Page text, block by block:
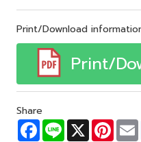
Print/Download
Print/
Share
F
a
L X P